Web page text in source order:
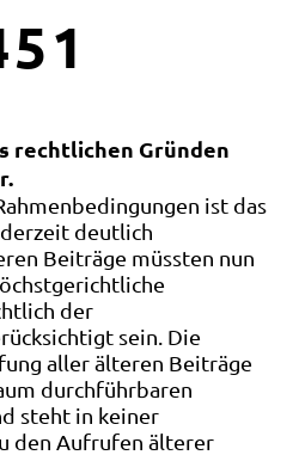
5 1
rechtlichen Gründen
ist das
deutlich
Beiträge müssten nun
der
sein. Die
aller älteren Beiträge
durchführbaren
steht in keiner
den Aufrufen älterer